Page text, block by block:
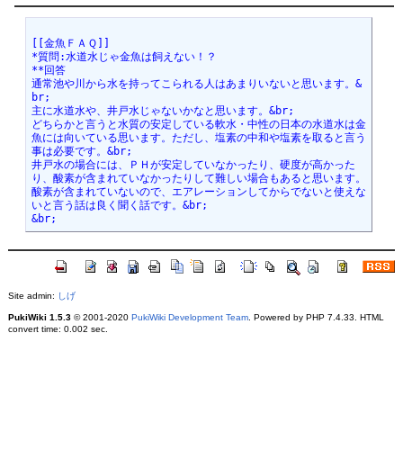
[[金魚ＦＡＱ]]
*質問:水道水じゃ金魚は飼えない！？
**回答
通常池や川から水を持ってこられる人はあまりいないと思います。&
br;
主に水道水や、井戸水じゃないかなと思います。&br;
どちらかと言うと水質の安定している軟水・中性の日本の水道水は金
魚には向いている思います。ただし、塩素の中和や塩素を取ると言う
事は必要です。&br;
井戸水の場合には、ＰＨが安定していなかったり、硬度が高かった
り、酸素が含まれていなかったりして難しい場合もあると思います。
酸素が含まれていないので、エアレーションしてからでないと使えな
いと言う話は良く聞く話です。&br;
&br;
Site admin: しげ
PukiWiki 1.5.3© 2001-2020 PukiWiki Development Team. Powered by PHP 7.4.33. HTML
convert time: 0.002 sec.